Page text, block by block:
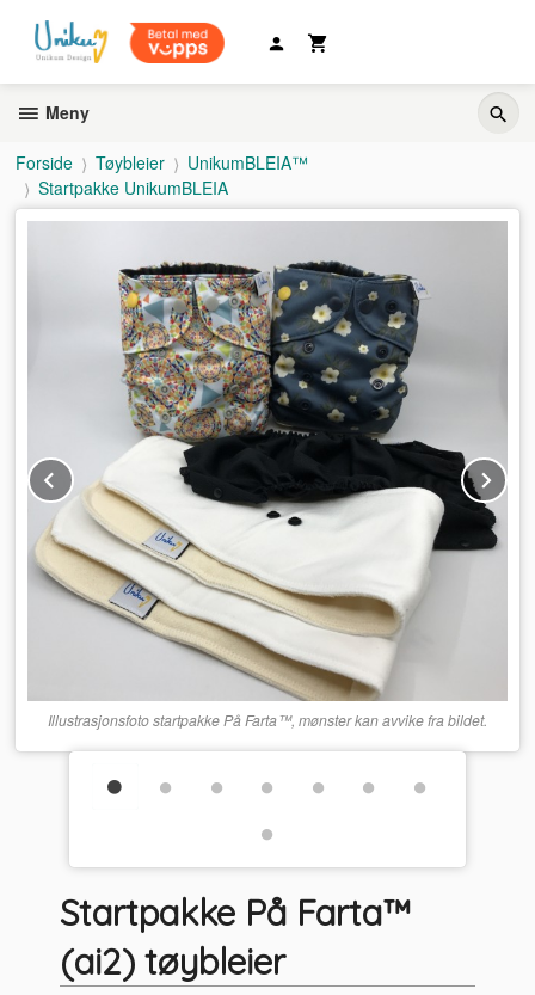
innholdet
Meny
Forside Tøybleier
UnikumBLEIA™
Startpakke UnikumBLEIA
Illustrasjonsfoto startpakke På Farta™, mønster kan avvike fra bildet.
Prev
Startpakke På Farta™
(ai2) tøybleier